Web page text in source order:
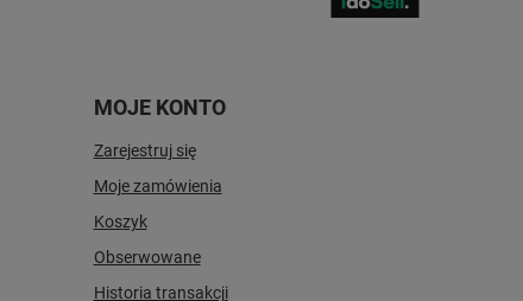
MOJE KONTO
Zarejestruj się
Moje zamówienia
Koszyk
Obserwowane
Historia transakcji